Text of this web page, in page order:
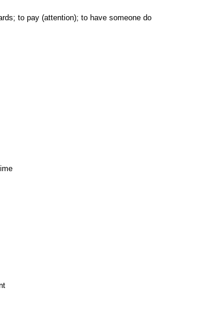
to pay (attention); to have someone do